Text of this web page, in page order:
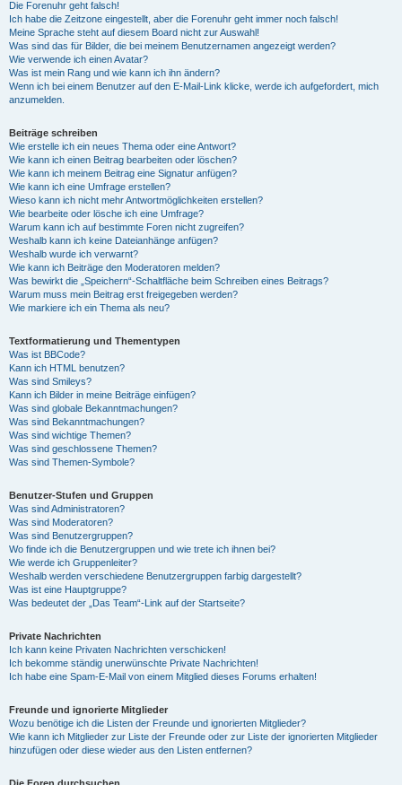
Die Forenuhr geht falsch!
Ich habe die Zeitzone eingestellt, aber die Forenuhr geht immer noch falsch!
Meine Sprache steht auf diesem Board nicht zur Auswahl!
Was sind das für Bilder, die bei meinem Benutzernamen angezeigt werden?
Wie verwende ich einen Avatar?
Was ist mein Rang und wie kann ich ihn ändern?
Wenn ich bei einem Benutzer auf den E-Mail-Link klicke, werde ich aufgefordert, mich
anzumelden.
Beiträge schreiben
Wie erstelle ich ein neues Thema oder eine Antwort?
Wie kann ich einen Beitrag bearbeiten oder löschen?
Wie kann ich meinem Beitrag eine Signatur anfügen?
Wie kann ich eine Umfrage erstellen?
Wieso kann ich nicht mehr Antwortmöglichkeiten erstellen?
Wie bearbeite oder lösche ich eine Umfrage?
Warum kann ich auf bestimmte Foren nicht zugreifen?
Weshalb kann ich keine Dateianhänge anfügen?
Weshalb wurde ich verwarnt?
Wie kann ich Beiträge den Moderatoren melden?
Was bewirkt die „Speichern“-Schaltfläche beim Schreiben eines Beitrags?
Warum muss mein Beitrag erst freigegeben werden?
Wie markiere ich ein Thema als neu?
Textformatierung und Thementypen
Was ist BBCode?
Kann ich HTML benutzen?
Was sind Smileys?
Kann ich Bilder in meine Beiträge einfügen?
Was sind globale Bekanntmachungen?
Was sind Bekanntmachungen?
Was sind wichtige Themen?
Was sind geschlossene Themen?
Was sind Themen-Symbole?
Benutzer-Stufen und Gruppen
Was sind Administratoren?
Was sind Moderatoren?
Was sind Benutzergruppen?
Wo finde ich die Benutzergruppen und wie trete ich ihnen bei?
Wie werde ich Gruppenleiter?
Weshalb werden verschiedene Benutzergruppen farbig dargestellt?
Was ist eine Hauptgruppe?
Was bedeutet der „Das Team“-Link auf der Startseite?
Private Nachrichten
Ich kann keine Privaten Nachrichten verschicken!
Ich bekomme ständig unerwünschte Private Nachrichten!
Ich habe eine Spam-E-Mail von einem Mitglied dieses Forums erhalten!
Freunde und ignorierte Mitglieder
Wozu benötige ich die Listen der Freunde und ignorierten Mitglieder?
Wie kann ich Mitglieder zur Liste der Freunde oder zur Liste der ignorierten Mitglieder
hinzufügen oder diese wieder aus den Listen entfernen?